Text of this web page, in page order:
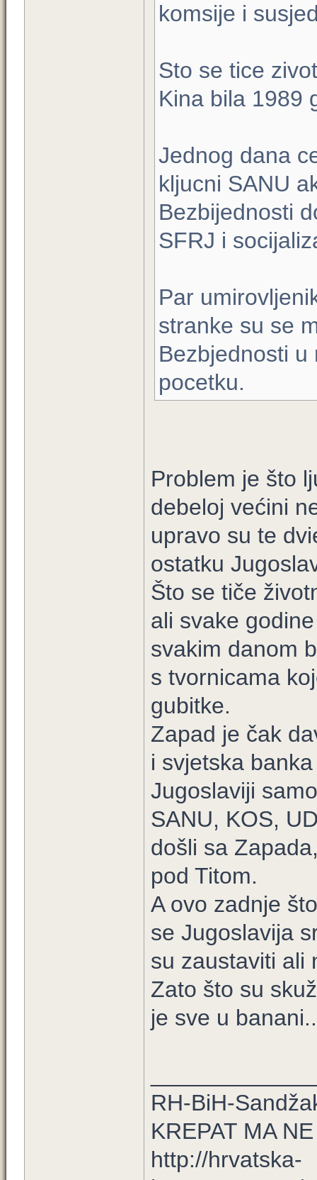
komsije i
Sto se tice
Kina bila 1989
Jednog dana
kljucni SANU
Bezbijednosti
SFRJ i
Par
stranke su se
Bezbjednosti
pocetku.
Problem je što
debeloj većini
upravo su te
ostatku
Što se tiče
ali svake
svakim danom
s tvornicama
gubitke.
Zapad je čak
i svjetska
Jugoslaviji
SANU, KOS,
došli sa
pod Titom.
A ovo zadnje
se Jugoslavija
su zaustaviti ali
Zato što su
je sve u
RH-BiH-
KREPAT MA
http://hrvatska-